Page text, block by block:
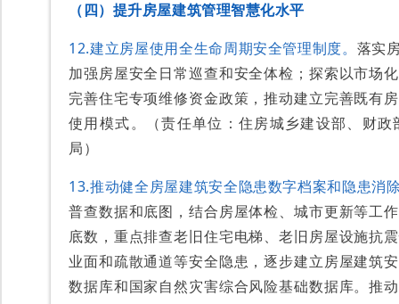
（四）提升房屋建筑管理智慧化水平
12.建立房屋使用全生命周期安全管理制度。 落实
加强房屋安全日常巡查和安全体检；探索以市场
完善住宅专项维修资金政策，推动建立完善既有
使用模式。（责任单位：住房城乡建设部、财
局）
13.推动健全房屋建筑安全隐患数字档案和隐患消
普查数据和底图，结合房屋体检、城市更新等工
底数，重点排查老旧住宅电梯、老旧房屋设施抗
业面和疏散通道等安全隐患，逐步建立房屋建筑
数据库和国家自然灾害综合风险基础数据库。推